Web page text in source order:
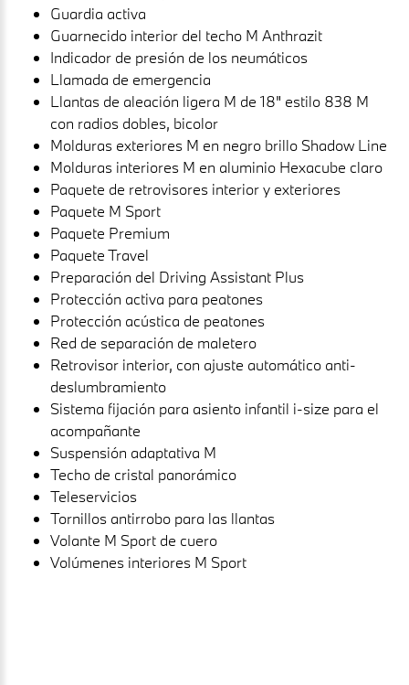
Guardia activa
Guarnecido interior del techo M Anthrazit
Indicador de presión de los neumáticos
Llamada de emergencia
Llantas de aleación ligera M de 18" estilo 838 M
con radios dobles, bicolor
Molduras exteriores M en negro brillo Shadow Line
Molduras interiores M en aluminio Hexacube claro
Paquete de retrovisores interior y exteriores
Paquete M Sport
Paquete Premium
Paquete Travel
Preparación del Driving Assistant Plus
Protección activa para peatones
Protección acústica de peatones
Red de separación de maletero
Retrovisor interior, con ajuste automático anti-
deslumbramiento
Sistema fijación para asiento infantil i-size para el
acompañante
Suspensión adaptativa M
Techo de cristal panorámico
Teleservicios
Tornillos antirrobo para las llantas
Volante M Sport de cuero
Volúmenes interiores M Sport